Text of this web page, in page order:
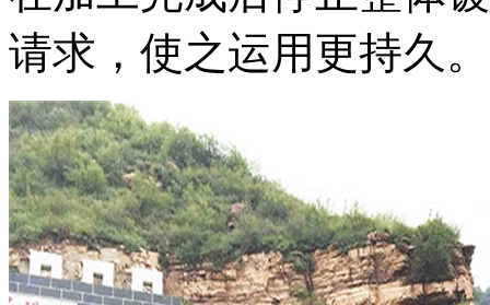
请求，使之运用更持久。